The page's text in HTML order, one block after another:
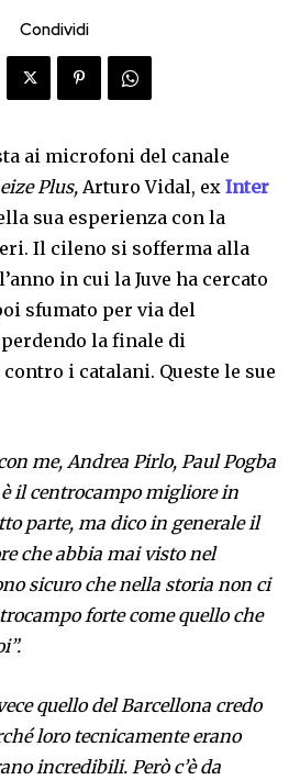
Condividi
ai microfoni del canale
Plus, Arturo Vidal, ex Inter
sua esperienza con la
Il cileno si sofferma alla
in cui la Juve ha cercato
sfumato per via del
la finale di
i catalani. Queste le sue
me, Andrea Pirlo, Paul Pogba
il centrocampo migliore in
parte, ma dico in generale il
che abbia mai visto nel
sicuro che nella storia non ci
forte come quello che
quello del Barcellona credo
loro tecnicamente erano
incredibili. Però c’è da